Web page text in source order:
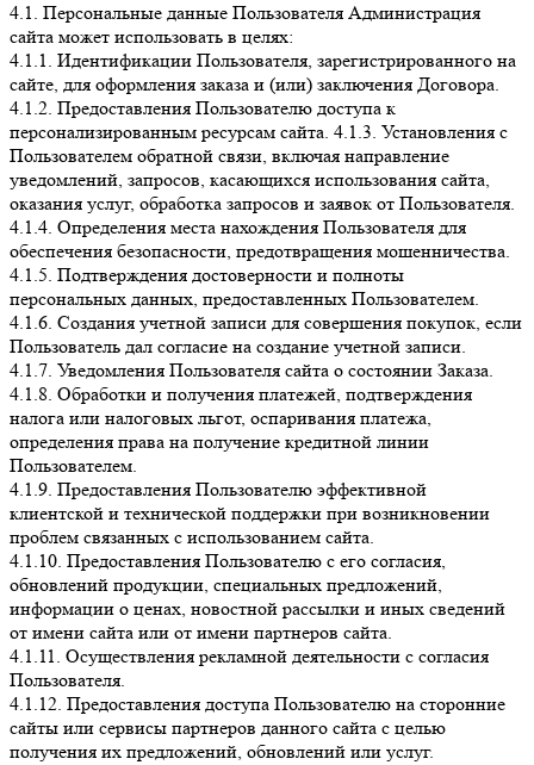
4.1. Персональные данные Пользователя Администрация
сайта может использовать в целях:
4.1.1. Идентификации Пользователя, зарегистрированного на
сайте, для оформления заказа и (или) заключения Договора.
4.1.2. Предоставления Пользователю доступа к
персонализированным ресурсам сайта. 4.1.3. Установления с
Пользователем обратной связи, включая направление
уведомлений, запросов, касающихся использования сайта,
оказания услуг, обработка запросов и заявок от Пользователя.
4.1.4. Определения места нахождения Пользователя для
обеспечения безопасности, предотвращения мошенничества.
4.1.5. Подтверждения достоверности и полноты
персональных данных, предоставленных Пользователем.
4.1.6. Создания учетной записи для совершения покупок, если
Пользователь дал согласие на создание учетной записи.
4.1.7. Уведомления Пользователя сайта о состоянии Заказа.
4.1.8. Обработки и получения платежей, подтверждения
налога или налоговых льгот, оспаривания платежа,
определения права на получение кредитной линии
Пользователем.
4.1.9. Предоставления Пользователю эффективной
клиентской и технической поддержки при возникновении
проблем связанных с использованием сайта.
4.1.10. Предоставления Пользователю с его согласия,
обновлений продукции, специальных предложений,
информации о ценах, новостной рассылки и иных сведений
от имени сайта или от имени партнеров сайта.
4.1.11. Осуществления рекламной деятельности с согласия
Пользователя.
4.1.12. Предоставления доступа Пользователю на сторонние
сайты или сервисы партнеров данного сайта с целью
получения их предложений, обновлений или услуг.